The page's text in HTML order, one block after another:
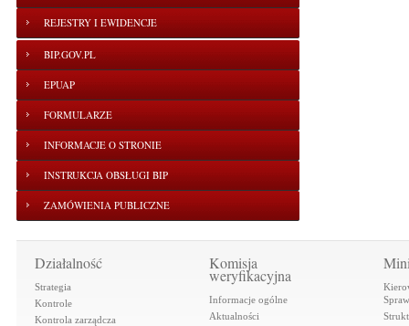
REJESTRY I EWIDENCJE
BIP.GOV.PL
EPUAP
FORMULARZE
INFORMACJE O STRONIE
INSTRUKCJA OBSŁUGI BIP
ZAMÓWIENIA PUBLICZNE
Działalność
Strategia
Kontrole
Kontrola zarządcza
Komisja
weryfikacyjna
Informacje ogólne
Aktualności